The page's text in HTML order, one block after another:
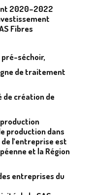
2020–2022
Fibres
pré-séchoir,
de traitement
de création de
production dans
l’entreprise est
et la Région
entreprises du